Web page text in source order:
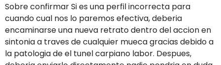
Sobre confirmar Si es una perfil incorrecta para
cuando cual nos lo paremos efectiva, deberia
encaminarse una nueva retrato dentro del accion en
sintonia a traves de cualquier mueca gracias debido a
la patologi­a de el tunel carpiano labor. Despues,